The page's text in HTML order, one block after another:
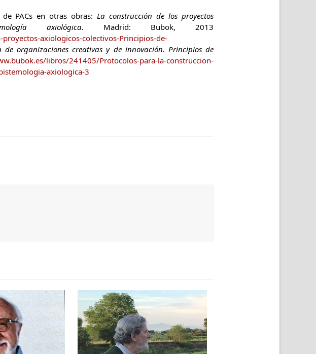
de PACs en otras obras:La construcción de los proyectos
axiológica. Madrid: Bubok, 2013
axiologicos-colectivos-Principios-de-
organizaciones creativas y de innovación. Principios de
libros/241405/Protocolos-para-la-construccion-
axiologica-3